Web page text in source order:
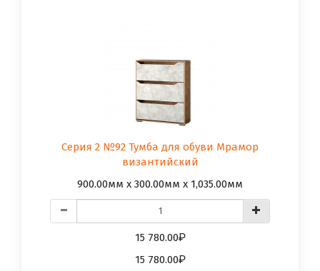
Серия 2 №92 Тумба для обуви Мрамор
византийский
900.00мм x 300.00мм x 1,035.00мм
15 780.00
15 780.00